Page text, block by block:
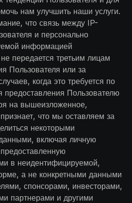
нам улучшить наши услуги.
что связь между IP-
и персонально
информацией
передается третьим лицам
Пользователя или за
когда это требуется по
предоставления Пользователю
на вышеизложенное,
что мы оставляем за
некоторыми
включая личную
в неидентифицируемой,
а не конкретными данными
спонсорами, инвесторами,
партнерами и другими